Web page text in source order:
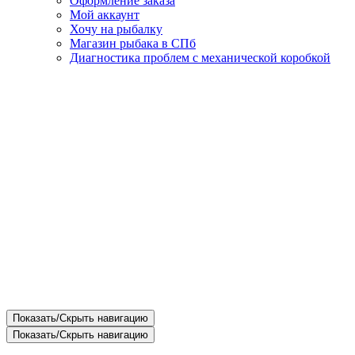
Мой аккаунт
Хочу на рыбалку
Магазин рыбака в СПб
Диагностика проблем с механической коробкой
Показать/Скрыть навигацию
Показать/Скрыть навигацию